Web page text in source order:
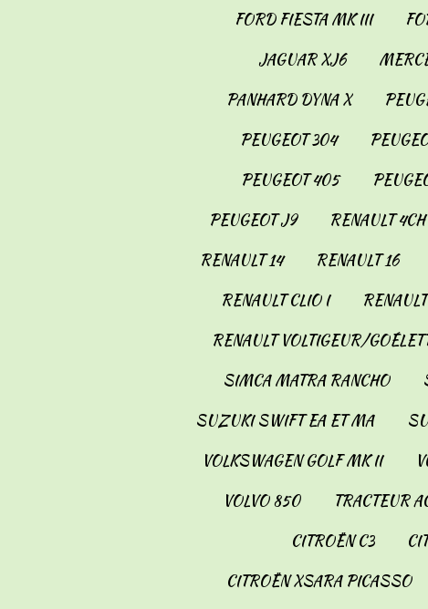
FORD FIESTA MK III
JAGUAR XJ6
PANHARD DYNA X
PEUGEOT 304
PEUGEOT 405
PEUGEOT J9
RENAULT 4CH
RENAULT 14
RENAULT 16
RENAULT CLIO I
RENAULT VOLTIGEUR/
SIMCA MATRA RANCHO
SUZUKI SWIFT EA ET MA
VOLKSWAGEN GOLF MK II
VOLVO 850
TRACTEUR
CITROËN C3
CITROËN XSARA PICASSO